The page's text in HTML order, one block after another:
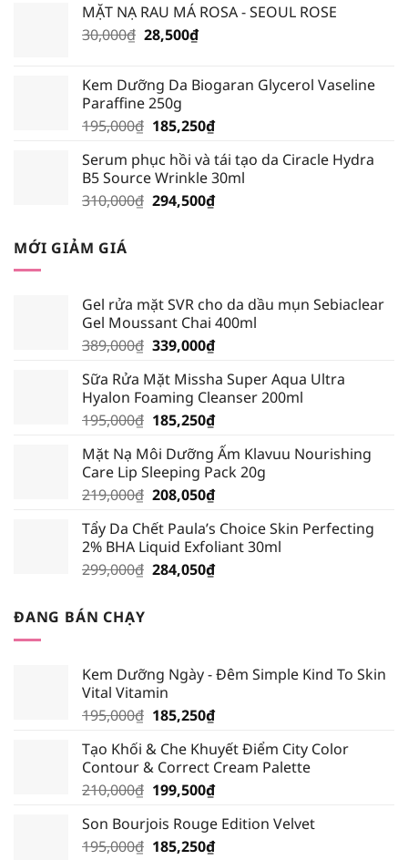
135,000₫.là:
MẶT NẠ RAU MÁ ROSA - SEOUL ROSE
30,000₫ Giá
30,000₫.
28,500₫Giá
là:
Kem Dưỡng Da Biogaran Glycerol Vaseline
Paraffine 250g
195,000₫ Giá
là:
195,000₫.
185,250₫Giá
tại
là:
185,250₫.
Serum phục hồi và tái tạo da Ciracle Hydra
B5 Source Wrinkle 30ml
310,000₫ Giá
294,500₫Giá
MỚI GIẢM GIÁ
Gel rửa mặt SVR cho da dầu mụn Sebiaclear
Gel Moussant Chai 400ml
389,000₫ Giá
là:
389,000₫.
339,000₫Giá
tại
là:
339,000₫.
Sữa Rửa Mặt Missha Super Aqua Ultra
Hyalon Foaming Cleanser 200ml
195,000₫ Giá
là:
195,000₫.
185,250₫Giá
tại
là:
185,250₫.
Mặt Nạ Môi Dưỡng Ẩm Klavuu Nourishing
Care Lip Sleeping Pack 20g
219,000₫ Giá
là:
219,000₫.
208,050₫Giá
tại
là:
208,050₫.
Tẩy Da Chết Paula’s Choice Skin Perfecting
2% BHA Liquid Exfoliant 30ml
299,000₫ Giá
284,050₫Giá
ĐANG BÁN CHẠY
Kem Dưỡng Ngày - Đêm Simple Kind To Skin
Vital Vitamin
195,000₫ Giá
là:
195,000₫.
185,250₫Giá
tại
là:
185,250₫.
Tạo Khối & Che Khuyết Điểm City Color
Contour & Correct Cream Palette
210,000₫ Giá
là:
210,000₫.
199,500₫Giá
tại
là:
Son Bourjois Rouge Edition Velvet
195,000₫ Giá
185,250₫Giá